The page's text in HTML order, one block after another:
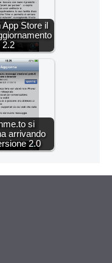
App Store il
2.2
si
arrivando
2.0